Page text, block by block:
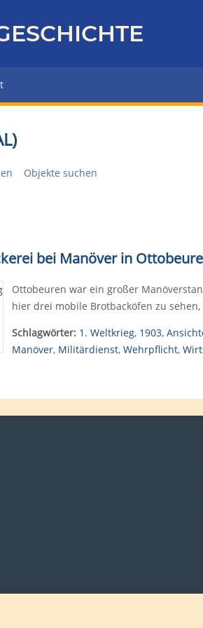
Objekte suchen
bei Manöver in
Ottobeuren war ein großer
hier drei mobile Brotbacköfen zu
Schlagwörter: 1. Weltkrieg, 1903,
Manöver, Militärdienst, Wehrpflicht,